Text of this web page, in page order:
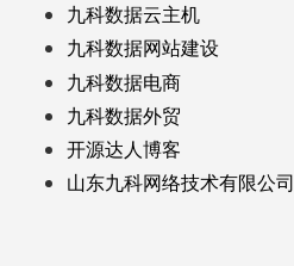
九科数据云主机
九科数据网站建设
九科数据电商
九科数据外贸
开源达人博客
山东九科网络技术有限公司